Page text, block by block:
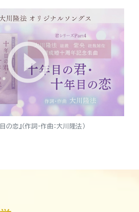
の恋』（作詞・作曲：大川隆法）